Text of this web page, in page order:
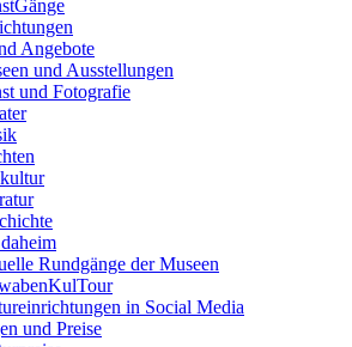
Angebote
und Ausstellungen
und Fotografie
Rundgänge der Museen
in Social Media
und Preise